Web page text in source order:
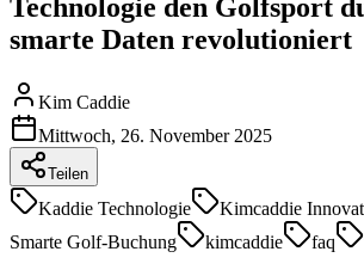
Technologie den Golfsport
smarte Daten revolutioniert
Kim Caddie
Mittwoch, 26. November 2025
Teilen
Kaddie Technologie Kimcaddie
Smarte Golf-Buchung
kimcaddie faq